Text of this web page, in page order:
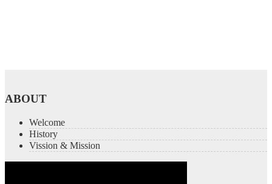
ABOUT
Welcome
History
Vission & Mission